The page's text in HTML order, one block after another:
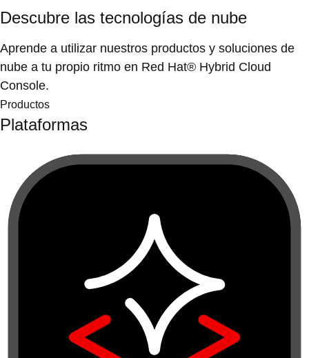
Descubre las tecnologías de nube
Aprende a utilizar nuestros productos y soluciones de
nube a tu propio ritmo en Red Hat® Hybrid Cloud
Console.
Productos
Plataformas